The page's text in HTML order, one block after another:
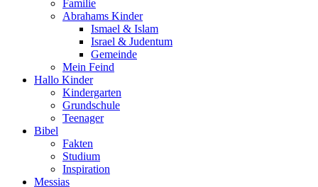
Familie
Abrahams Kinder
Ismael & Islam
Israel & Judentum
Gemeinde
Mein Feind
Hallo Kinder
Kindergarten
Grundschule
Teenager
Bibel
Fakten
Studium
Inspiration
Messias